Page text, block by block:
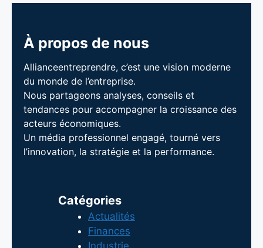
À propos de nous
Allianceentreprendre, c’est une vision moderne
du monde de l’entreprise.
Nous partageons analyses, conseils et
tendances pour accompagner la croissance des
acteurs économiques.
Un média professionnel engagé, tourné vers
l’innovation, la stratégie et la performance.
Catégories
Actualités
Finances